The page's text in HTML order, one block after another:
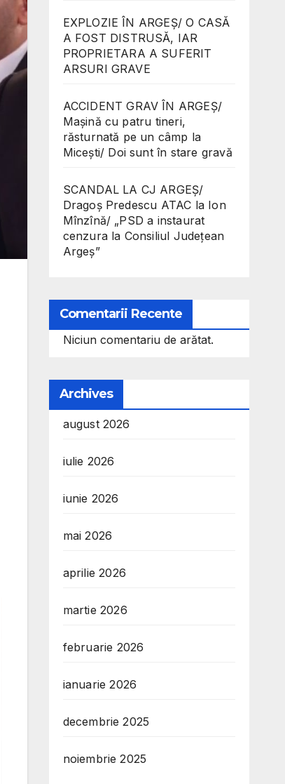
EXPLOZIE ÎN ARGEȘ/ O CASĂ
A FOST DISTRUSĂ, IAR
PROPRIETARA A SUFERIT
ARSURI GRAVE
ACCIDENT GRAV ÎN ARGEȘ/
Mașină cu patru tineri,
răsturnată pe un câmp la
Micești/ Doi sunt în stare gravă
SCANDAL LA CJ ARGEȘ/
Dragoș Predescu ATAC la Ion
Mînzînă/ „PSD a instaurat
cenzura la Consiliul Județean
Argeș”
Comentarii Recente
Niciun comentariu de arătat.
Archives
august 2026
iulie 2026
iunie 2026
mai 2026
aprilie 2026
martie 2026
februarie 2026
ianuarie 2026
decembrie 2025
noiembrie 2025